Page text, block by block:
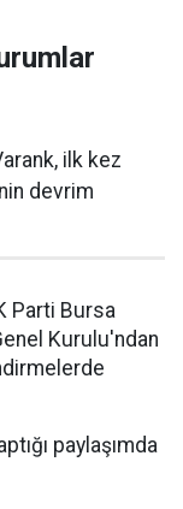
ilk kez
devrim
Parti Bursa
Kurulu'ndan
paylaşımda